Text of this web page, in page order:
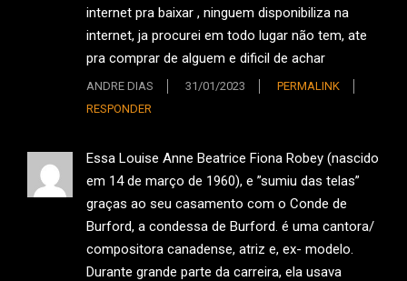
internet pra baixar , ninguem disponibiliza na
internet, ja procurei em todo lugar não tem, ate
pra comprar de alguem e dificil de achar
ANDRE DIAS 31/01/2023
PERMALINK
RESPONDER
Essa Louise Anne Beatrice Fiona Robey (nascido
em 14 de março de 1960), e ”sumiu das telas”
graças ao seu casamento com o Conde de
Burford, a condessa de Burford. é uma cantora/
compositora canadense, atriz e, ex- modelo.
Durante grande parte da carreira, ela usava